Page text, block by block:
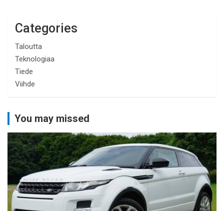
Categories
Taloutta
Teknologiaa
Tiede
Viihde
You may missed